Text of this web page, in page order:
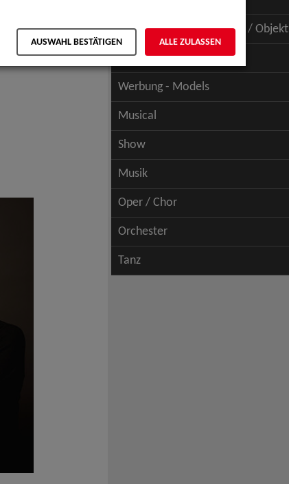
Schauspiel - Figur / Puppe / Objekt
Werbung - Talents
Werbung - Models
Musical
Show
Musik
Oper / Chor
Orchester
Tanz
AUSWAHL BESTÄTIGEN ALLE ZULASSEN